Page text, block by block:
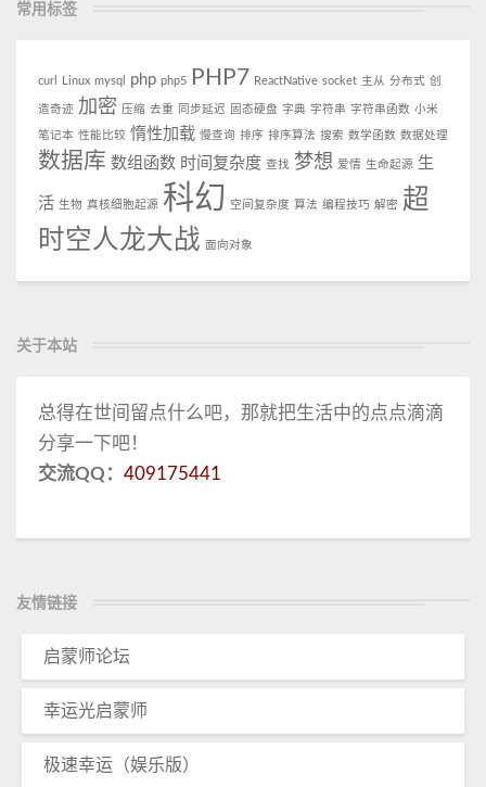
常用标签
curl Linux mysql php php5 PHP7 ReactNative socket 主从 分布式 创
造奇迹 加密 压缩 去重 同步延迟 固态硬盘 字典 字符串 字符串函数 小米
笔记本 性能比较 惰性加载 慢查询 排序 排序算法 搜索 数学函数 数据处理
数据库 数组函数 时间复杂度 查找 梦想 爱情 生命起源 生
活 生物 真核细胞起源 科幻 空间复杂度 算法 编程技巧 解密 超
时空人龙大战 面向对象
关于本站
总得在世间留点什么吧，那就把生活中的点点滴滴
分享一下吧！
交流QQ： 409175441
友情链接
启蒙师论坛
幸运光启蒙师
极速幸运（娱乐版）